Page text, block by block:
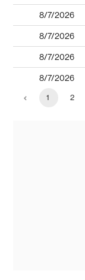
8/7/2026
8/7/2026
8/7/2026
8/7/2026
1 2